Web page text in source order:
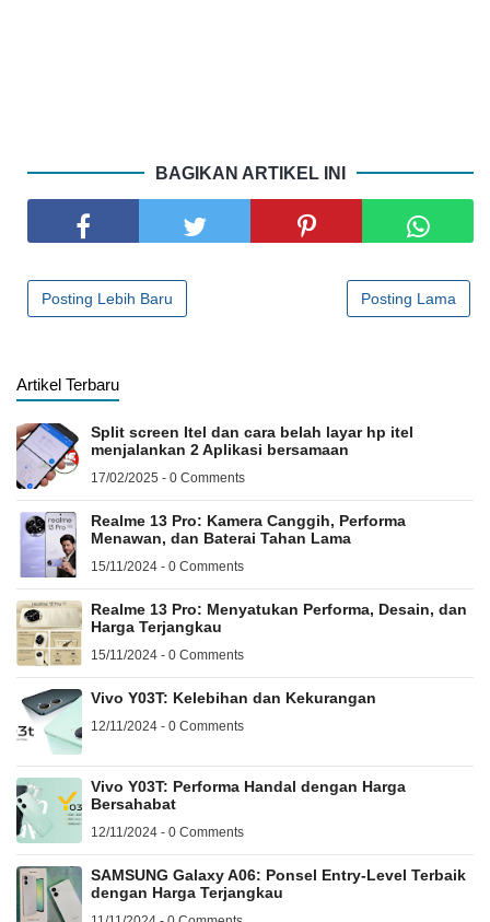
BAGIKAN ARTIKEL INI
Posting Lebih Baru Posting Lama
Artikel Terbaru
Split screen Itel dan cara belah layar hp itel
menjalankan 2 Aplikasi bersamaan
17/02/2025 - 0 Comments
Realme 13 Pro: Kamera Canggih, Performa
Menawan, dan Baterai Tahan Lama
15/11/2024 - 0 Comments
Realme 13 Pro: Menyatukan Performa, Desain, dan
Harga Terjangkau
15/11/2024 - 0 Comments
Vivo Y03T: Kelebihan dan Kekurangan
12/11/2024 - 0 Comments
Vivo Y03T: Performa Handal dengan Harga
Bersahabat
12/11/2024 - 0 Comments
SAMSUNG Galaxy A06: Ponsel Entry-Level Terbaik
dengan Harga Terjangkau